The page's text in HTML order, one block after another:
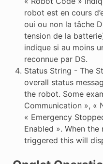
robot est en cours
oui ou non la tâche
tension de la
indique si au moins
reconnue par DS.
Status String - The
overall status
the robot. Some
Communication », «
« Emergency
Enabled ». When
triggered this will